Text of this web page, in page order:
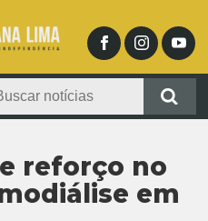
reforço no
em